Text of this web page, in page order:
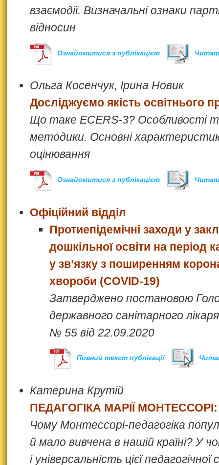
взаємодії. Визначальні ознаки
відносин
Ознайомитися з публікацією
Ольга Косенчук, Ірина Новик
Досліджуємо якість освітнього
Що таке ECERS-3? Особливості
методики. Основні
оцінювання
Ознайомитися з публікацією
Офіційний відділ
Протиепідемічні заходи у
дошкільної освіти на період
у зв’язку з поширенням
хвороби (COVID-19)
Затверджено постановою
державного санітарного
№ 55 від 22.09.2020
Повний текст публікації
Катерина Крутій
ПЕДАГОГІКА МАРІЇ
Чому Монтессорі-педагогіка
й мало вивчена в нашій країні? У
і універсальність цієї